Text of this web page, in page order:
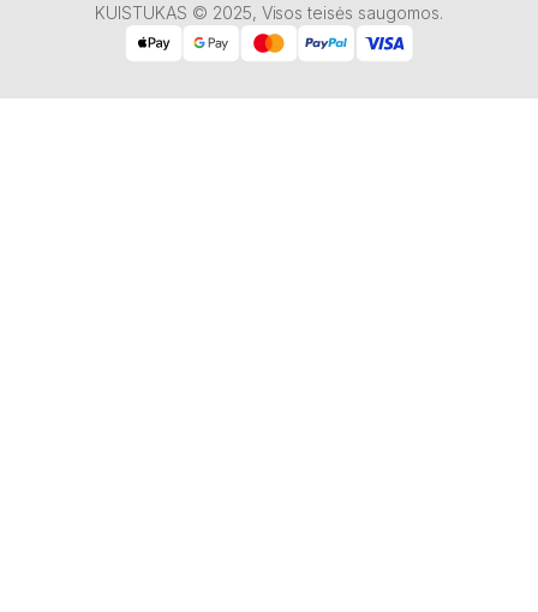
KUISTUKAS © 2025, Visos teisės saugomos.